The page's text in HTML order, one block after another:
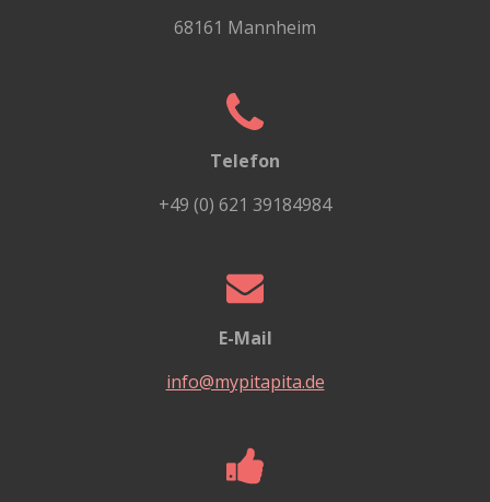
68161 Mannheim
Telefon
+49 (0) 621 39184984
E-Mail
info@mypitapita.de